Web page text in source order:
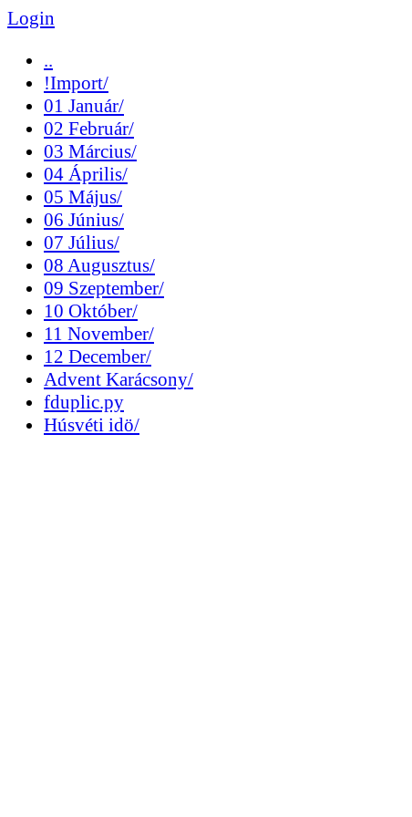
Login
..
!Import/
01 Január/
02 Február/
03 Március/
04 Április/
05 Május/
06 Június/
07 Július/
08 Augusztus/
09 Szeptember/
10 Október/
11 November/
12 December/
Advent Karácsony/
fduplic.py
Húsvéti idö/